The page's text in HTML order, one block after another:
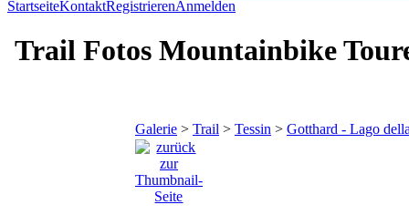
StartseiteKontaktRegistrierenAnmelden
Trail Fotos Mountainbike
Galerie > Trail > Tessin > Gotthard - Lago